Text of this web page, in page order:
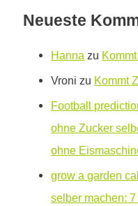
Neueste
Hanna zu
Vroni zu Kommt
Football
ohne Zucker
ohne
grow a garden
selber machen: